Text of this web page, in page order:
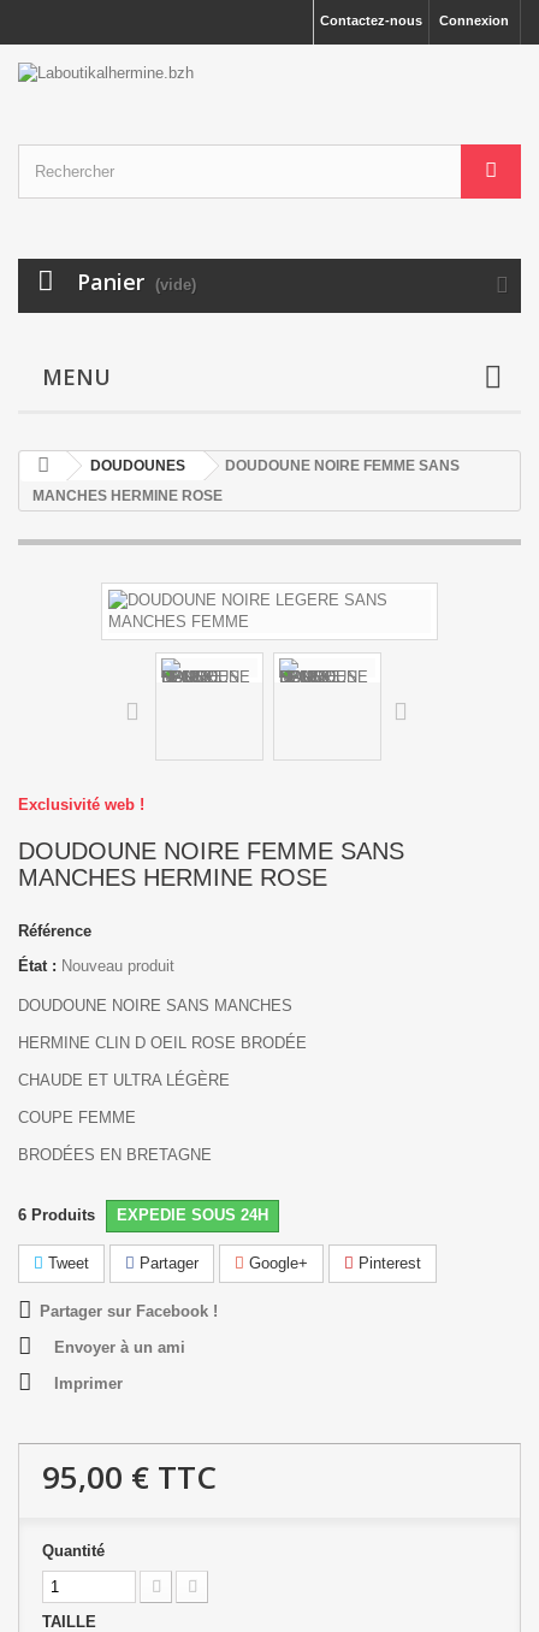
Connexion
Contactez-nous
Panier (vide)
MENU
DOUDOUNES
DOUDOUNE NOIRE FEMME SANS
MANCHES HERMINE ROSE
Exclusivité web !
DOUDOUNE NOIRE FEMME SANS
MANCHES HERMINE ROSE
Référence
État : Nouveau produit
DOUDOUNE NOIRE SANS MANCHES
HERMINE CLIN D OEIL ROSE BRODÉE
CHAUDE ET ULTRA LÉGÈRE
COUPE FEMME
BRODÉES EN BRETAGNE
6 Produits EXPEDIE SOUS 24H
Tweet Partager Google+ Pinterest
Partager sur Facebook !
Envoyer à un ami
Imprimer
95,00 € TTC
Quantité
TAILLE